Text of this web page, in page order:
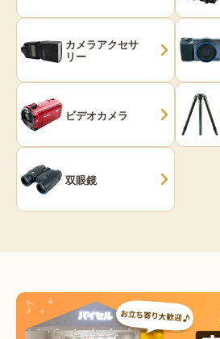
カメラアクセサ
リー
ビデオカメラ
双眼鏡